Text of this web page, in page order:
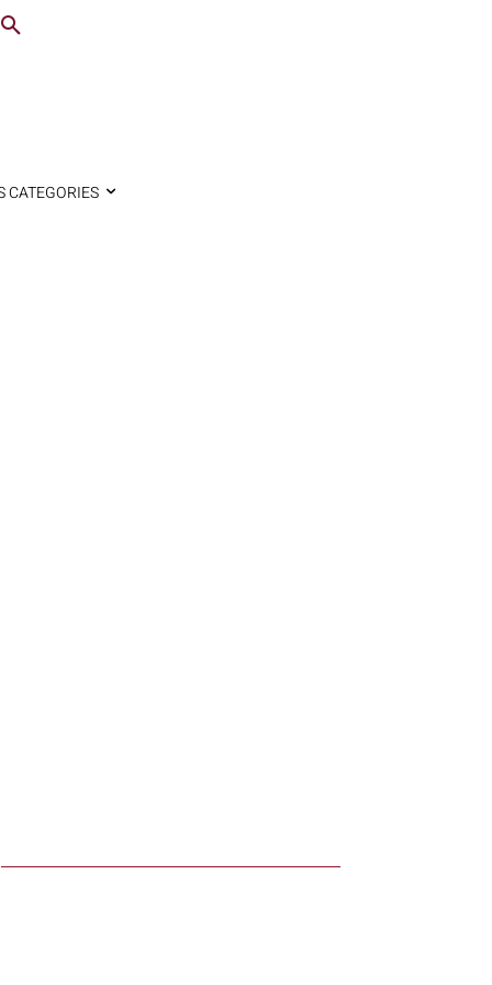
CATEGORIES